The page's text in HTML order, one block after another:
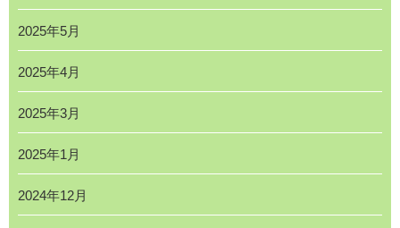
2025年5月
2025年4月
2025年3月
2025年1月
2024年12月